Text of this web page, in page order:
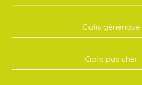
Cialis générique
Cialis pas cher